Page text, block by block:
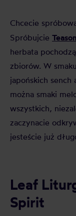
Chcecie
Spróbujcie
herbata
zbiorów. W
japońskich
można smaki
wszystkich,
zaczynacie
jesteście już
Leaf
Spirit